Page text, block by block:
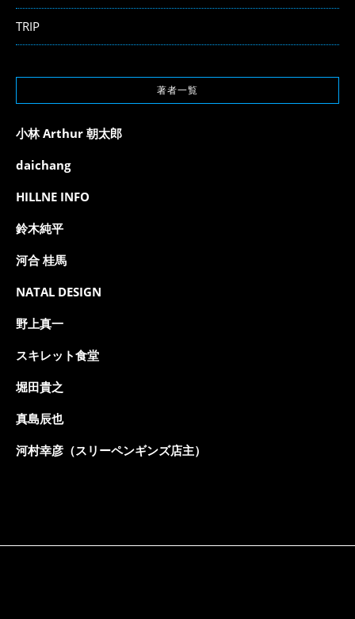
TRIP
著者一覧
小林 Arthur 朝太郎
daichang
HILLNE INFO
鈴木純平
河合 桂馬
NATAL DESIGN
野上真一
スキレット食堂
堀田貴之
真島辰也
河村幸彦（スリーペンギンズ店主）